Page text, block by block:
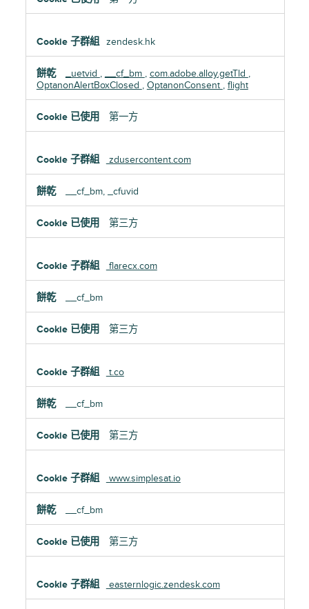
zendesk.hk
_uetvid , __cf_bm , com.adobe.alloy.getTld ,
OptanonAlertBoxClosed , OptanonConsent , flight
第一方
zdusercontent.com
__cf_bm, _cfuvid
第三方
flarecx.com
__cf_bm
第三方
t.co
__cf_bm
第三方
www.simplesat.io
__cf_bm
第三方
easternlogic.zendesk.com